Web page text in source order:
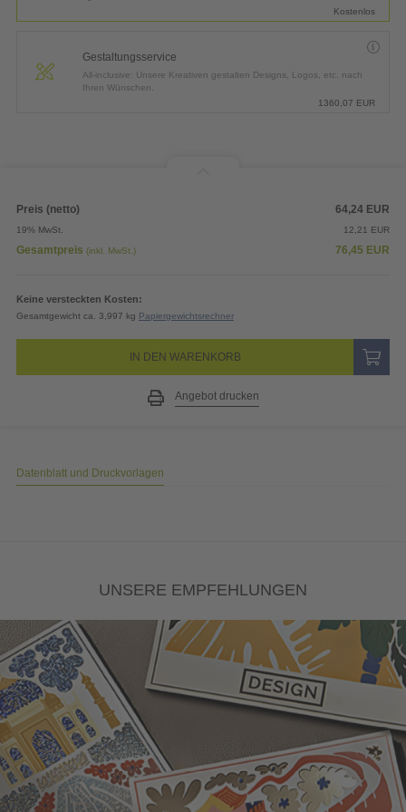
Kostenlos
Gestaltungsservice
All-inclusive: Unsere Kreativen gestalten Designs, Logos, etc. nach
Ihren Wünschen.
1360,07 EUR
Preis (netto) 64,24 EUR
19% MwSt. 12,21 EUR
Gesamtpreis (inkl. MwSt.) 76,45 EUR
Keine versteckten Kosten:
Gesamtgewicht ca. 3,997 kg Papiergewichtsrechner
IN DEN WARENKORB
Angebot drucken
Datenblatt und Druckvorlagen
UNSERE EMPFEHLUNGEN